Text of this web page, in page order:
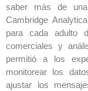
saber más de
Cambridge
para cada adulto
comerciales y
permitió a los
monitorear los
ajustar los